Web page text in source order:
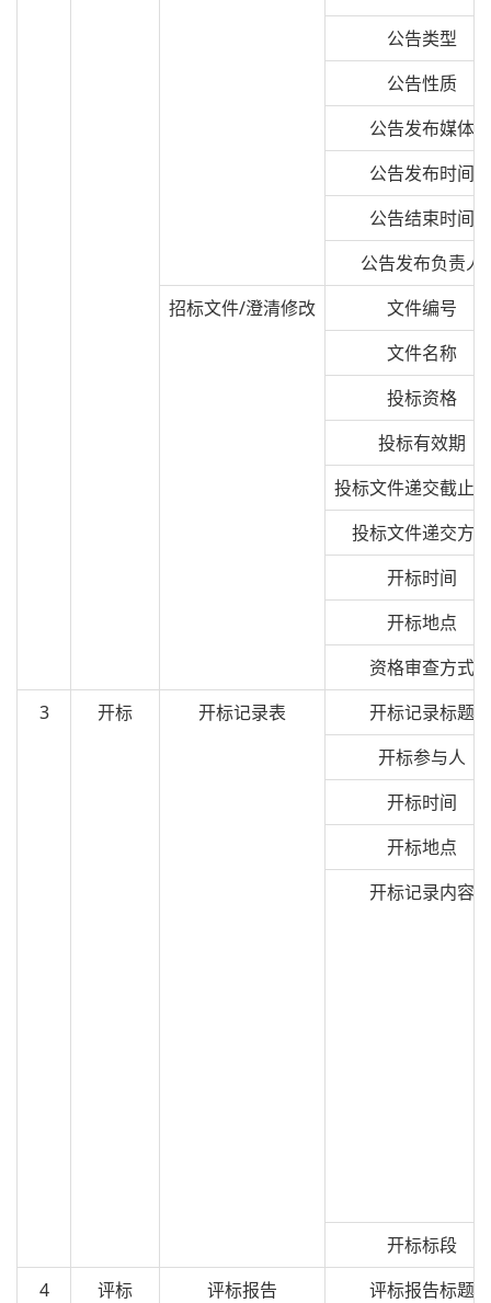
公告类型
公告性质
公告发布媒体
公告发布时间
公告结束时间
公告发布负责人
招标文件/澄清修改
文件编号
文件名称
投标资格
投标有效期
投标文件递交截止
投标文件递交方法
开标时间
开标地点
资格审查方式
3
开标 开标记录表
开标记录标题
开标参与人
开标时间
开标地点
开标记录内容
开标标段
4
评标 评标报告
评标报告标题